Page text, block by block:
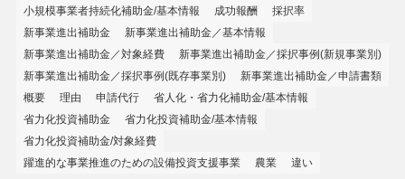
小規模事業者持続化補助金/基本情報
成功報酬
採択率
新事業進出補助金
新事業進出補助金／基本情報
新事業進出補助金／対象経費
新事業進出補助金／採択事例(新規事業別)
新事業進出補助金／採択事例(既存事業別)
新事業進出補助金／申請書類
概要
理由 申請代行
省人化・省力化補助金/基本情報
省力化投資補助金
省力化投資補助金/基本情報
省力化投資補助金/対象経費
躍進的な事業推進のための設備投資支援事業
農業 違い